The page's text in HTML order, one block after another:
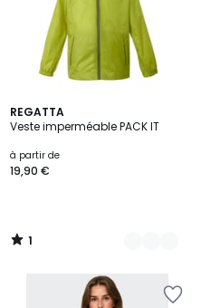
REGATTA
Veste imperméable PACK IT
à partir de
19,90 €
1
/
8
Couleurs
1
/